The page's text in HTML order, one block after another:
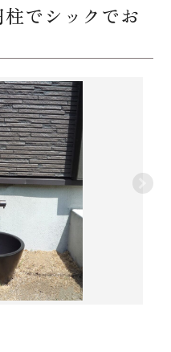
でシックでお